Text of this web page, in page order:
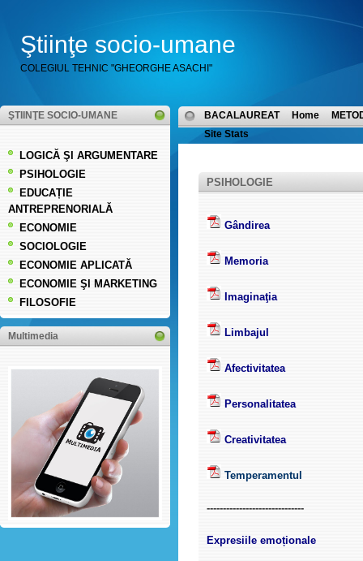
Ştiinţe socio-umane
COLEGIUL TEHNIC "GHEORGHE ASACHI"
ŞTIINŢE SOCIO-UMANE
LOGICĂ ŞI ARGUMENTARE
PSIHOLOGIE
EDUCAȚIE
ANTREPRENORIALĂ
ECONOMIE
SOCIOLOGIE
ECONOMIE APLICATĂ
ECONOMIE ŞI MARKETING
FILOSOFIE
Multimedia
BACALAUREAT Home
Site Stats
PSIHOLOGIE
Gândirea
Memoria
Imaginaţia
Limbajul
Afectivitatea
Personalitatea
Creativitatea
Temperamentul
------------------------------
Expresiile emoționale